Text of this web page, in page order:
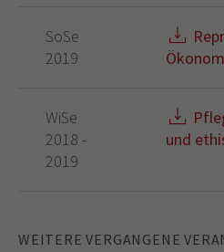
SoSe
2019
WiSe
2018 -
2019
und
WEITERE VERGANGENE